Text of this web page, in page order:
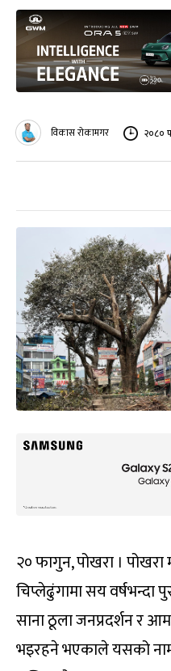
विकास रोकामगर २०८०
२० फागुन, पोखरा ।
चिप्लेढुंगामा सय वर्षभन्दा
साना ठूला जनप्रदर्शन र
भइरहने भएकाले यसको